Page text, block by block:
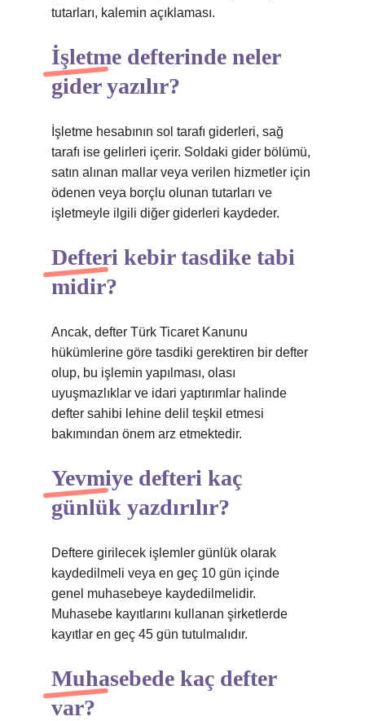
tutarları, kalemin açıklaması.
İşletme defterinde neler
gider yazılır?
İşletme hesabının sol tarafı giderleri, sağ
tarafı ise gelirleri içerir. Soldaki gider bölümü,
satın alınan mallar veya verilen hizmetler için
ödenen veya borçlu olunan tutarları ve
işletmeyle ilgili diğer giderleri kaydeder.
Defteri kebir tasdike tabi
midir?
Ancak, defter Türk Ticaret Kanunu
hükümlerine göre tasdiki gerektiren bir defter
olup, bu işlemin yapılması, olası
uyuşmazlıklar ve idari yaptırımlar halinde
defter sahibi lehine delil teşkil etmesi
bakımından önem arz etmektedir.
Yevmiye defteri kaç
günlük yazdırılır?
Deftere girilecek işlemler günlük olarak
kaydedilmeli veya en geç 10 gün içinde
genel muhasebeye kaydedilmelidir.
Muhasebe kayıtlarını kullanan şirketlerde
kayıtlar en geç 45 gün tutulmalıdır.
Muhasebede kaç defter
var?